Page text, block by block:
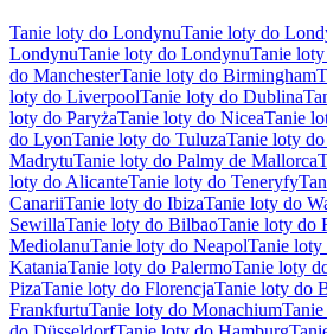
Tanie loty do LondynuTanie loty do
LondynuTanie loty do LondynuTanie
do ManchesterTanie loty do Birmingham
loty do LiverpoolTanie loty do Dublina
loty do ParyżaTanie loty do NiceaTanie
do LyonTanie loty do TuluzaTanie loty
MadrytuTanie loty do Palmy de Mallorca
loty do AlicanteTanie loty do Teneryfy
CanariiTanie loty do IbizaTanie loty do
SewillaTanie loty do BilbaoTanie loty do
MediolanuTanie loty do NeapolTanie loty
KataniaTanie loty do PalermoTanie loty
PizaTanie loty do FlorencjaTanie loty do
FrankfurtuTanie loty do Monachium